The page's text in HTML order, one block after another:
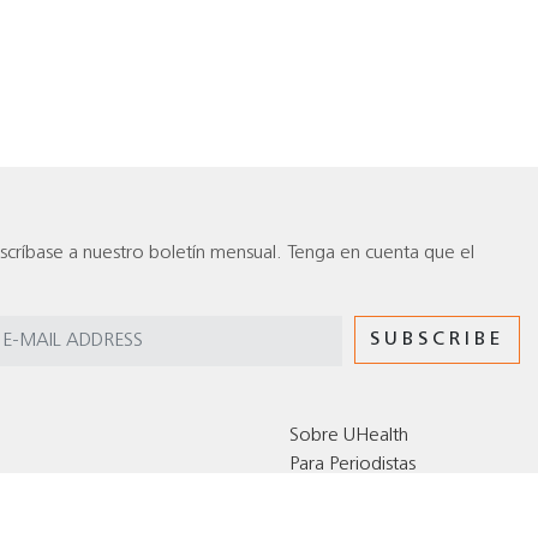
a nuestro boletín mensual. Tenga en cuenta que el
Sobre UHealth
Para Periodistas